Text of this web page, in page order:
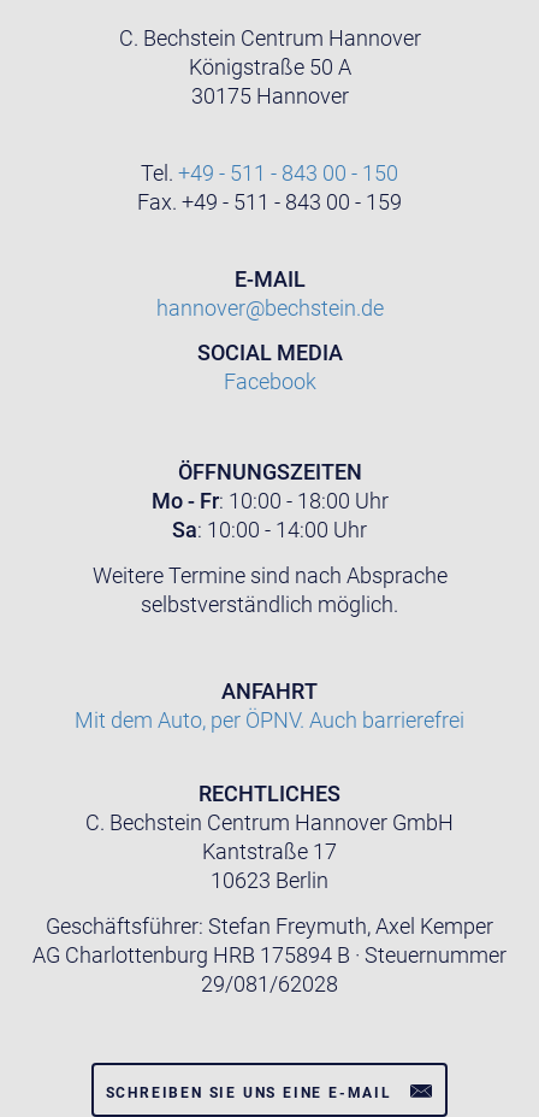
C. Bechstein Centrum Hannover
Königstraße 50 A
30175 Hannover
Tel. +49 - 511 - 843 00 - 150
Fax. +49 - 511 - 843 00 - 159
E-MAIL
hannover@bechstein.de
SOCIAL MEDIA
Facebook
ÖFFNUNGSZEITEN
Mo - Fr: 10:00 - 18:00 Uhr
Sa: 10:00 - 14:00 Uhr
Weitere Termine sind nach Absprache
selbstverständlich möglich.
ANFAHRT
Mit dem Auto, per ÖPNV. Auch barrierefrei
RECHTLICHES
C. Bechstein Centrum Hannover GmbH
Kantstraße 17
10623 Berlin
Geschäftsführer: Stefan Freymuth, Axel Kemper
AG Charlottenburg HRB 175894 B · Steuernummer
29/081/62028
SCHREIBEN SIE UNS EINE E-MAIL